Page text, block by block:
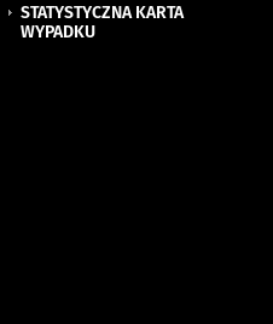
STATYSTYCZNA KARTA
WYPADKU